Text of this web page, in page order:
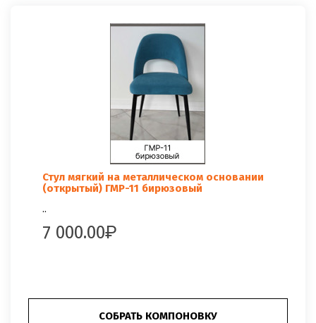
Стул мягкий на металлическом основании
(открытый) ГМР-11 бирюзовый
..
7 000.00
СОБРАТЬ КОМПОНОВКУ